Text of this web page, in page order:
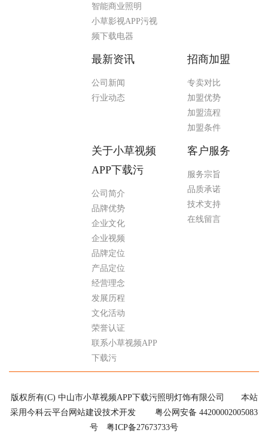
智能商业照明
小草影视APP污视
频下载电器
最新资讯
公司新闻
行业动态
招商加盟
专卖对比
加盟优势
加盟流程
加盟条件
关于小草视频
APP下载污
公司简介
品牌优势
企业文化
企业视频
品牌定位
产品定位
经营理念
发展历程
文化活动
荣誉认证
联系小草视频APP
下载污
客户服务
服务宗旨
品质承诺
技术支持
在线留言
版权所有(C) 中山市小草视频APP下载污照明灯饰有限公司 本站
采用今科云平台网站建设技术开发 粤公网安备 44200002005083
号 粤ICP备27673733号